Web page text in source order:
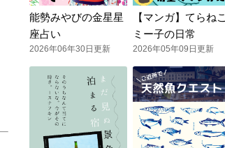
能勢みやびの金星星
座占い
2026年06年30日更新
【マンガ】てらねこ
ミー子の日常
2026年05年09日更新